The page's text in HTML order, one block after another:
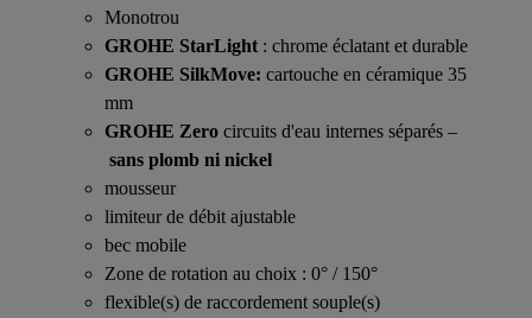
Monotrou
GROHE StarLight : chrome éclatant et durable
GROHE SilkMove: cartouche en céramique 35
mm
GROHE Zero circuits d'eau internes séparés –
sans plomb ni nickel
mousseur
limiteur de débit ajustable
bec mobile
Zone de rotation au choix : 0° / 150°
flexible(s) de raccordement souple(s)